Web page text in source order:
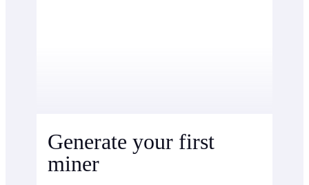
Generate your first
miner